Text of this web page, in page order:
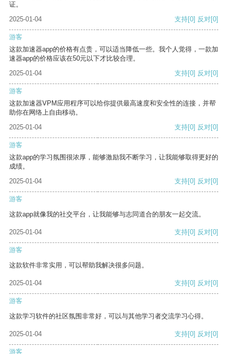
证。
2025-01-04
支持[0] 反对[0]
游客
这款加速器app的价格有点贵，可以适当降低一些。我个人觉得，一款加
速器app的价格应该在50元以下才比较合理。
2025-01-04
支持[0] 反对[0]
游客
这款加速器VPM应用程序可以给你提供最高速度和安全性的连接，并帮
助你在网络上自由移动。
2025-01-04
支持[0] 反对[0]
游客
这款app的学习氛围很浓厚，能够激励我不断学习，让我能够取得更好的
成绩。
2025-01-04
支持[0] 反对[0]
游客
这款app就像我的社交平台，让我能够与志同道合的朋友一起交流。
2025-01-04 支持[0] 反对[0]
游客
这款软件非常实用，可以帮助我解决很多问题。
2025-01-04 支持[0] 反对[0]
游客
这款学习软件的社区氛围非常好，可以与其他学习者交流学习心得。
2025-01-04 支持[0] 反对[0]
游客